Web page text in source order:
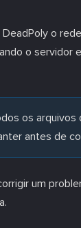
o
o
os arquivos
antes de
um